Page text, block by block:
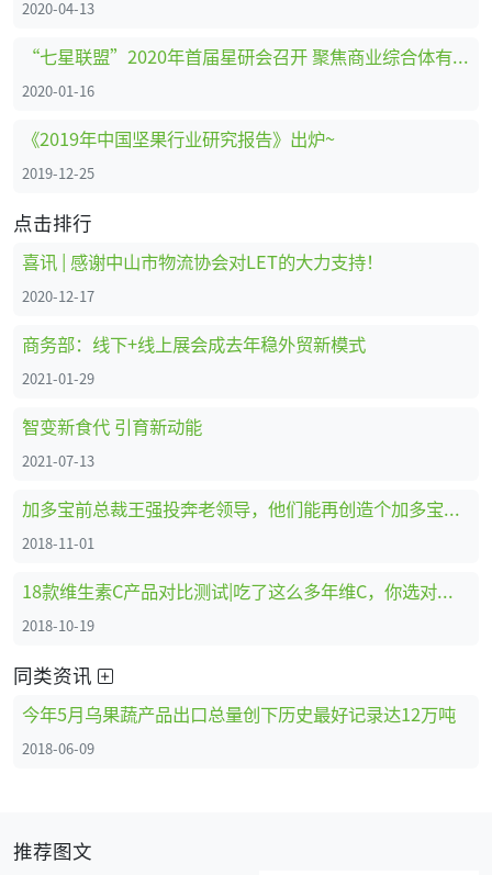
2020-04-13
“七星联盟”2020年首届星研会召开 聚焦商业综合体有害生物防治
2020-01-16
《2019年中国坚果行业研究报告》出炉~
2019-12-25
点击排行
喜讯 | 感谢中山市物流协会对LET的大力支持！
2020-12-17
商务部：线下+线上展会成去年稳外贸新模式
2021-01-29
智变新食代 引育新动能
2021-07-13
加多宝前总裁王强投奔老领导，他们能再创造个加多宝吗？
2018-11-01
18款维生素C产品对比测试|吃了这么多年维C，你选对了吗？
2018-10-19
同类资讯
今年5月乌果蔬产品出口总量创下历史最好记录达12万吨
2018-06-09
推荐图文